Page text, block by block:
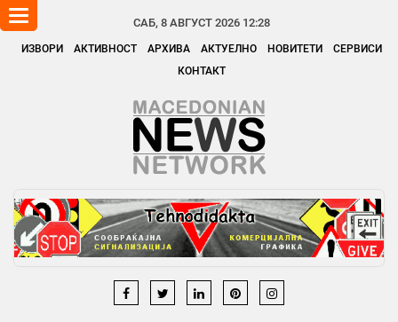
САБ, 8 АВГУСТ 2026 12:28
ИЗВОРИ АКТИВНОСТ АРХИВА АКТУЕЛНО НОВИТЕТИ
СЕРВИСИ
КОНТАКТ
Toggle
navigation